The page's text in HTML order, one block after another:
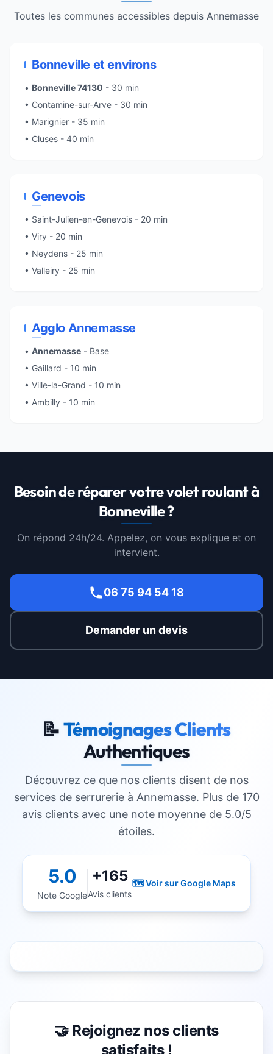
Toutes les communes accessibles depuis Annemasse
Bonneville et environs
• Bonneville 74130 - 30 min
• Contamine-sur-Arve - 30 min
• Marignier - 35 min
• Cluses - 40 min
Genevois
• Saint-Julien-en-Genevois - 20 min
• Viry - 20 min
• Neydens - 25 min
• Valleiry - 25 min
Agglo Annemasse
• Annemasse - Base
• Gaillard - 10 min
• Ville-la-Grand - 10 min
• Ambilly - 10 min
Besoin de réparer votre volet roulant à
Bonneville ?
On répond 24h/24. Appelez, on vous explique et on
intervient.
06 75 94 54 18
Demander un devis
📝Témoignages Clients
Authentiques
Découvrez ce que nos clients disent de nos
services de serrurerie à Annemasse. Plus de 170
avis clients avec une note moyenne de 5.0/5
étoiles.
5.0
Note Google
+165
Avis clients
🗺️ Voir sur Google Maps
🤝 Rejoignez nos clients
satisfaits !